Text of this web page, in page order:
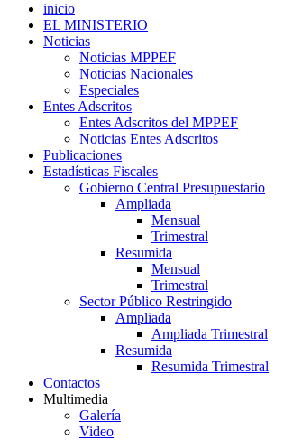
inicio
EL MINISTERIO
Noticias
Noticias MPPEF
Noticias Nacionales
Especiales
Entes Adscritos
Entes Adscritos del MPPEF
Noticias Entes Adscritos
Publicaciones
Estadísticas Fiscales
Gobierno Central Presupuestario
Ampliada
Mensual
Trimestral
Resumida
Mensual
Trimestral
Sector Público Restringido
Ampliada
Ampliada Trimestral
Resumida
Resumida Trimestral
Contactos
Multimedia
Galería
Video